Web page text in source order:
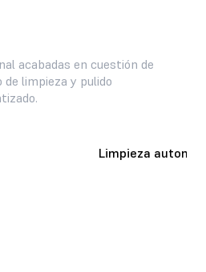
acabadas en cuestión de
limpieza y pulido
Limpieza